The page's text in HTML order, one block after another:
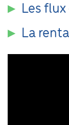
▶ Les
▶ La